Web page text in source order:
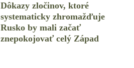
Dôkazy zločinov, ktoré
systematicky zhromažďuje
Rusko by mali začať
znepokojovať celý Západ